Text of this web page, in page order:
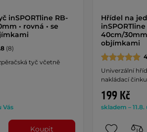
inSPORTline RB-
• rovná • se
(8)
tyč včetně
Vás
Koupit
Hřídel na
inSPORTline
40cm/
objímkami
Univerzální
nakládací
199 Kč
skladem – 11.8.